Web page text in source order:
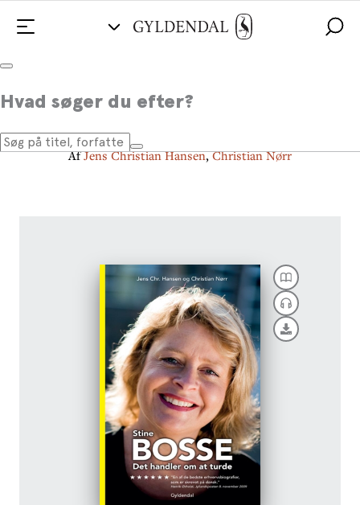
Hvad søger du efter?
Stine Bosse
Det handler om at turde
AfJens Christian Hansen,Christian Nørr